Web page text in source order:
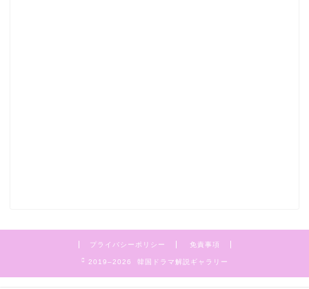
プライバシーポリシー 免責事項
2019–2026 韓国ドラマ解説ギャラリー